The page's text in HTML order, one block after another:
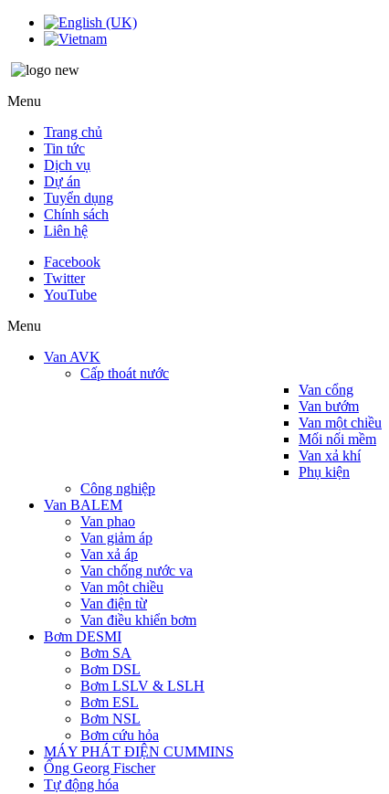
Menu
Trang chủ
Tin tức
Dịch vụ
Dự án
Tuyển dụng
Chính sách
Liên hệ
Facebook
Twitter
YouTube
Menu
Van AVK
Cấp thoát nước
Van cổng
Van bướm
Van một chiều
Mối nối mềm
Van xả khí
Phụ kiện
Công nghiệp
Van BALEM
Van phao
Van giảm áp
Van xả áp
Van chống nước va
Van một chiều
Van điện từ
Van điều khiển bơm
Bơm DESMI
Bơm SA
Bơm DSL
Bơm LSLV & LSLH
Bơm ESL
Bơm NSL
Bơm cứu hỏa
MÁY PHÁT ĐIỆN CUMMINS
Ống Georg Fischer
Tự động hóa